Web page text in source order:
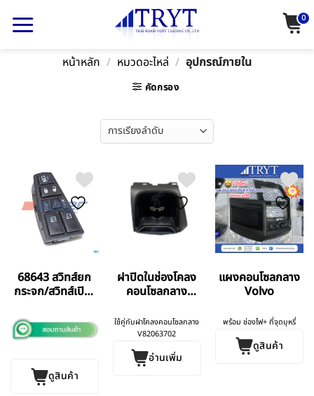
0
หน้าหลัก / หมวดอะไหล่ / อุปกรณ์ภายใน
คัดกรอง
68643 สวิทส์ยก
กระจก/สวิทส์เปิด-
VOLVO
FM9/FM12
ดูสินค้า
ฝาปิดในช่องโคลง
คอนโซลกลาง
ใช้คู่กับฝาโคลงคอนโซลกลาง
V82063702
อ่านเพิ่ม
แผงคอนโซลกลาง
Volvo
พร้อม ช่องไฟ+ ที่จุดบุหรี่
ดูสินค้า